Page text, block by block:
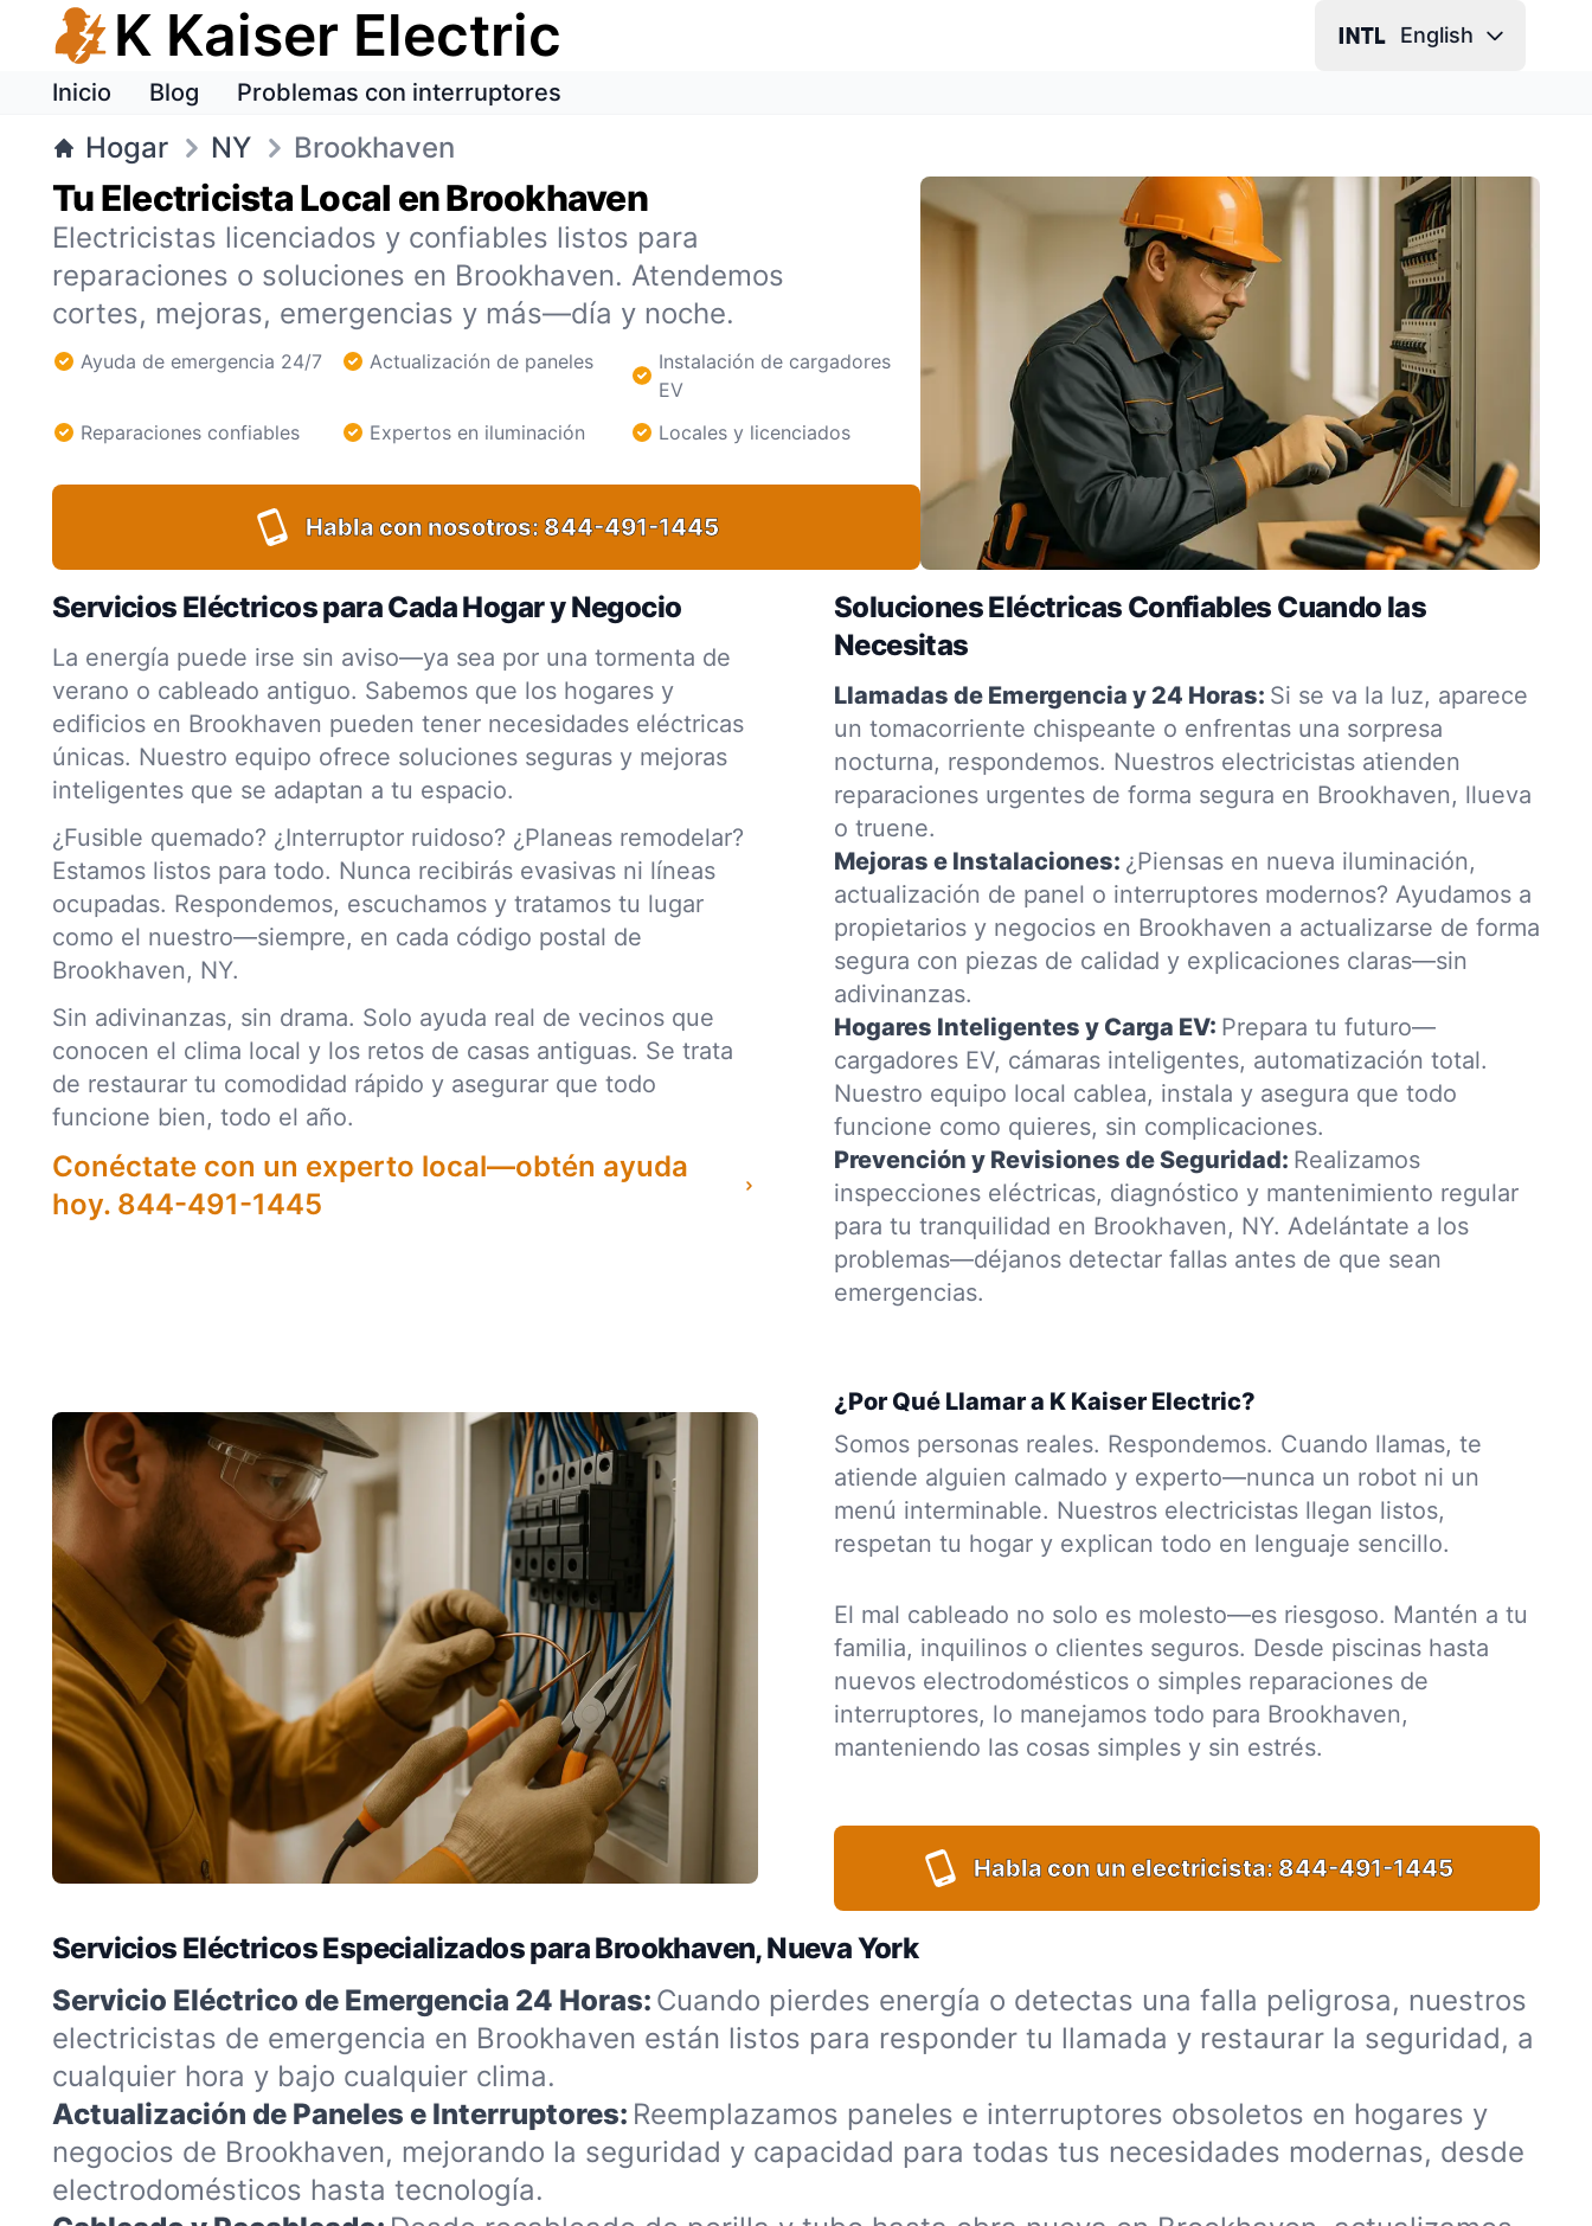
K Kaiser Electric English
Inicio Blog Problemas con interruptores
Hogar NY Brookhaven
Tu Electricista Local en Brookhaven
Electricistas licenciados y confiables listos para
reparaciones o soluciones en Brookhaven. Atendemos
cortes, mejoras, emergencias y más—día y noche.
Ayuda de emergencia 24/7 Actualización de paneles
Instalación de cargadores
EV
Reparaciones confiables
Expertos en iluminación Locales y licenciados
Habla con nosotros: 844-491-1445
Servicios Eléctricos para Cada Hogar y Negocio
La energía puede irse sin aviso—ya sea por una tormenta de
verano o cableado antiguo. Sabemos que los hogares y
edificios en Brookhaven pueden tener necesidades eléctricas
únicas. Nuestro equipo ofrece soluciones seguras y mejoras
inteligentes que se adaptan a tu espacio.
¿Fusible quemado? ¿Interruptor ruidoso? ¿Planeas remodelar?
Estamos listos para todo. Nunca recibirás evasivas ni líneas
ocupadas. Respondemos, escuchamos y tratamos tu lugar
como el nuestro—siempre, en cada código postal de
Brookhaven, NY.
Sin adivinanzas, sin drama. Solo ayuda real de vecinos que
conocen el clima local y los retos de casas antiguas. Se trata
de restaurar tu comodidad rápido y asegurar que todo
funcione bien, todo el año.
Conéctate con un experto local—obtén ayuda
hoy. 844-491-1445
Soluciones Eléctricas Confiables Cuando las
Necesitas
Llamadas de Emergencia y 24 Horas: Si se va la luz, aparece
un tomacorriente chispeante o enfrentas una sorpresa
nocturna, respondemos. Nuestros electricistas atienden
reparaciones urgentes de forma segura en Brookhaven, llueva
o truene.
Mejoras e Instalaciones: ¿Piensas en nueva iluminación,
actualización de panel o interruptores modernos? Ayudamos a
propietarios y negocios en Brookhaven a actualizarse de forma
segura con piezas de calidad y explicaciones claras—sin
adivinanzas.
Hogares Inteligentes y Carga EV: Prepara tu futuro—
cargadores EV, cámaras inteligentes, automatización total.
Nuestro equipo local cablea, instala y asegura que todo
funcione como quieres, sin complicaciones.
Prevención y Revisiones de Seguridad: Realizamos
inspecciones eléctricas, diagnóstico y mantenimiento regular
para tu tranquilidad en Brookhaven, NY. Adelántate a los
problemas—déjanos detectar fallas antes de que sean
emergencias.
¿Por Qué Llamar a K Kaiser Electric?
Somos personas reales. Respondemos. Cuando llamas, te
atiende alguien calmado y experto—nunca un robot ni un
menú interminable. Nuestros electricistas llegan listos,
respetan tu hogar y explican todo en lenguaje sencillo.
El mal cableado no solo es molesto—es riesgoso. Mantén a tu
familia, inquilinos o clientes seguros. Desde piscinas hasta
nuevos electrodomésticos o simples reparaciones de
interruptores, lo manejamos todo para Brookhaven,
manteniendo las cosas simples y sin estrés.
Habla con un electricista: 844-491-1445
Servicios Eléctricos Especializados para Brookhaven, Nueva York
Servicio Eléctrico de Emergencia 24 Horas: Cuando pierdes energía o detectas una falla peligrosa, nuestros
electricistas de emergencia en Brookhaven están listos para responder tu llamada y restaurar la seguridad, a
cualquier hora y bajo cualquier clima.
Actualización de Paneles e Interruptores: Reemplazamos paneles e interruptores obsoletos en hogares y
negocios de Brookhaven, mejorando la seguridad y capacidad para todas tus necesidades modernas, desde
electrodomésticos hasta tecnología.